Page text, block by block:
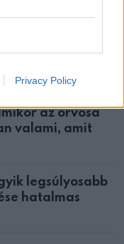
Privacy Policy
közeledik
az orvosa
valami, amit
legsúlyosabb
hatalmas